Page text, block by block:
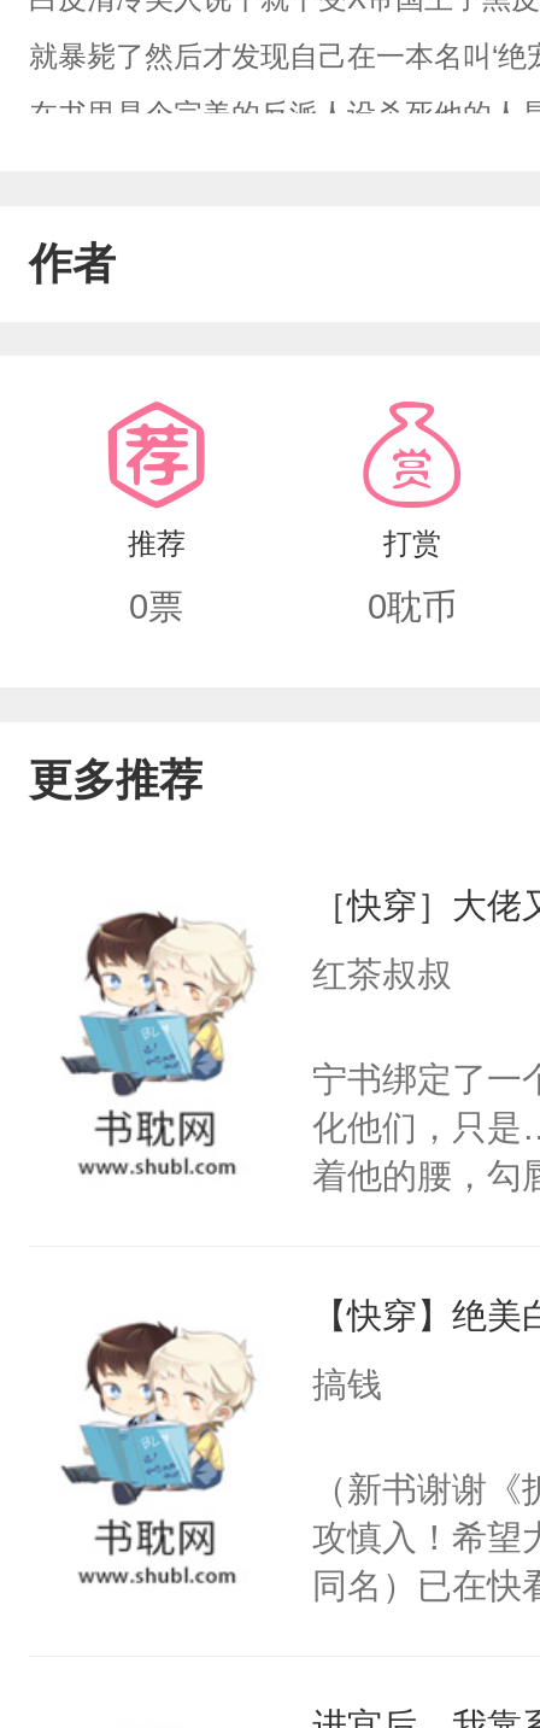
就暴毙了然后才发现自己在一本名叫‘
在书里是个完美的反派人设杀死他的人
余池猛的睁开了双眼余池看着自己完好
回事，而且为什么还光着身子，抬起手
自己放在柔软的床上，手又摸着他的
语“怎么会这么软呢”在索尔看来，余
里的故事写下来没有什么逻辑，求求勿
作者
推荐
0票
打赏
0耽币
更多推荐
［快穿］大
红茶叔叔
宁书绑定了一
化他们，只是
着他的腰，勾
来，给老公
用力——为你
【快穿】绝
搞钱
（新书谢谢
攻慎入！希望
同名）已在快